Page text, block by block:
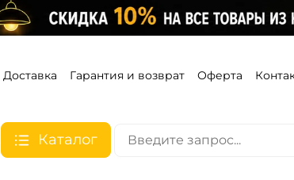
Доставка Гарантия и возврат Оферта
Каталог